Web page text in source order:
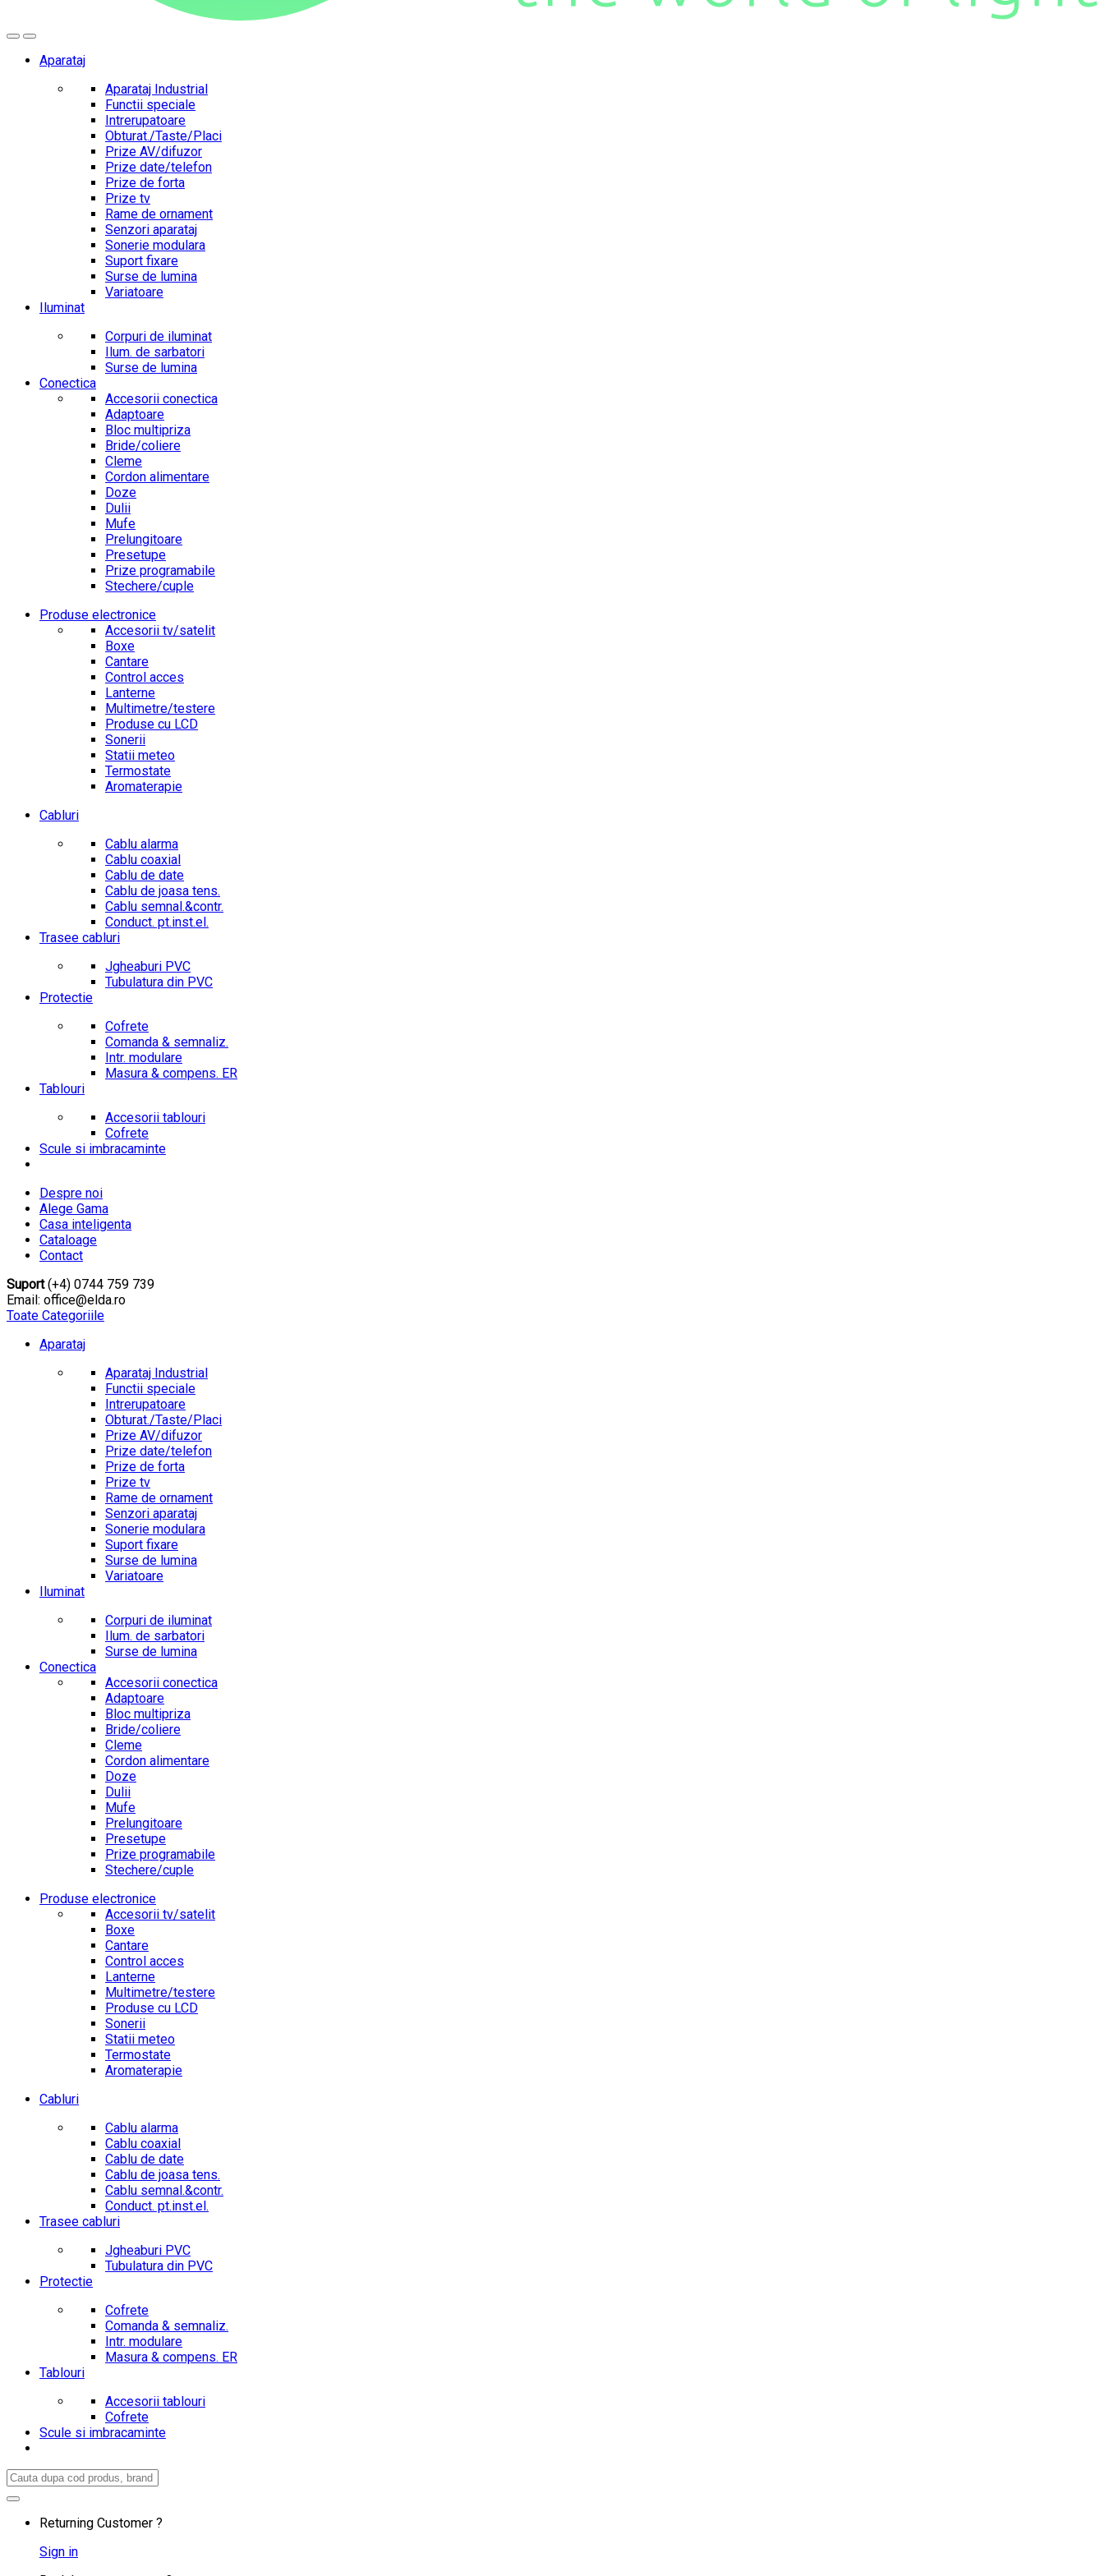
Aparataj
Aparataj Industrial
Functii speciale
Intrerupatoare
Obturat./Taste/Placi
Prize AV/difuzor
Prize date/telefon
Prize de forta
Prize tv
Rame de ornament
Senzori aparataj
Sonerie modulara
Suport fixare
Surse de lumina
Variatoare
Iluminat
Corpuri de iluminat
Ilum. de sarbatori
Surse de lumina
Conectica
Accesorii conectica
Adaptoare
Bloc multipriza
Bride/coliere
Cleme
Cordon alimentare
Doze
Dulii
Mufe
Prelungitoare
Presetupe
Prize programabile
Stechere/cuple
Produse electronice
Accesorii tv/satelit
Boxe
Cantare
Control acces
Lanterne
Multimetre/testere
Produse cu LCD
Sonerii
Statii meteo
Termostate
Aromaterapie
Cabluri
Cablu alarma
Cablu coaxial
Cablu de date
Cablu de joasa tens.
Cablu semnal.&contr.
Conduct. pt.inst.el.
Trasee cabluri
Jgheaburi PVC
Tubulatura din PVC
Protectie
Cofrete
Comanda & semnaliz.
Intr. modulare
Masura & compens. ER
Tablouri
Accesorii tablouri
Cofrete
Scule si imbracaminte
Despre noi
Alege Gama
Casa inteligenta
Cataloage
Contact
Suport(+4) 0744 759 739
Email: office@elda.ro
Toate Categoriile
Aparataj
Aparataj Industrial
Functii speciale
Intrerupatoare
Obturat./Taste/Placi
Prize AV/difuzor
Prize date/telefon
Prize de forta
Prize tv
Rame de ornament
Senzori aparataj
Sonerie modulara
Suport fixare
Surse de lumina
Variatoare
Iluminat
Corpuri de iluminat
Ilum. de sarbatori
Surse de lumina
Conectica
Accesorii conectica
Adaptoare
Bloc multipriza
Bride/coliere
Cleme
Cordon alimentare
Doze
Dulii
Mufe
Prelungitoare
Presetupe
Prize programabile
Stechere/cuple
Produse electronice
Accesorii tv/satelit
Boxe
Cantare
Control acces
Lanterne
Multimetre/testere
Produse cu LCD
Sonerii
Statii meteo
Termostate
Aromaterapie
Cabluri
Cablu alarma
Cablu coaxial
Cablu de date
Cablu de joasa tens.
Cablu semnal.&contr.
Conduct. pt.inst.el.
Trasee cabluri
Jgheaburi PVC
Tubulatura din PVC
Protectie
Cofrete
Comanda & semnaliz.
Intr. modulare
Masura & compens. ER
Tablouri
Accesorii tablouri
Cofrete
Scule si imbracaminte
Search
for:
Returning Customer ?
Sign in